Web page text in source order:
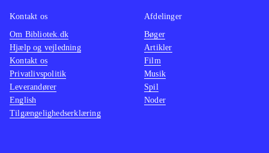
Kontakt os
Om Bibliotek.dk
Hjælp og vejledning
Kontakt os
Privatlivspolitik
Leverandører
English
Tilgængelighedserklæring
Afdelinger
Bøger
Artikler
Film
Musik
Spil
Noder